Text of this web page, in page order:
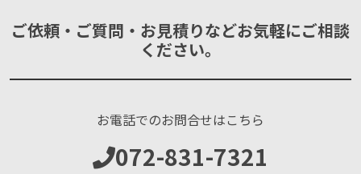
ご依頼・ご質問・お見積りなどお気軽にご相談
ください。
お電話でのお問合せはこちら
072-831-7321